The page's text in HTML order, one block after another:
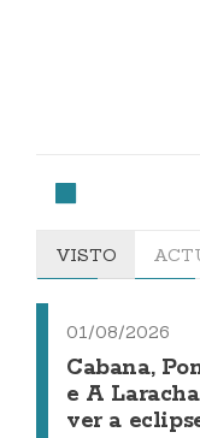
VISTO
01/08/2026
Cabana,
e A
ver a